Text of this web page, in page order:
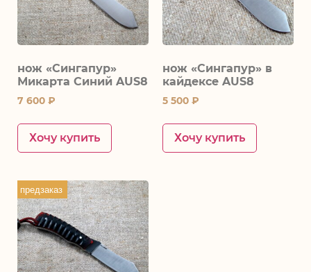
нож «Сингапур»
Микарта Синий AUS8
7 600 ₽
Хочу купить
нож «Сингапур» в
кайдексе AUS8
5 500 ₽
Хочу купить
предзаказ